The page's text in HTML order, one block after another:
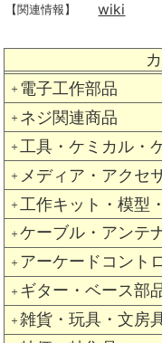
＋ 電子工作部品
＋ ネジ関連商品
＋ 工具・ケミカル・
＋ メディア・アクセ
＋ 工作キット・模型
＋ ケーブル・アンテ
＋ アーケードコント
＋ ギター・ベース部
＋ 雑貨・玩具・文房
【関連情報】 wiki